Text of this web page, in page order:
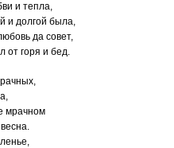
и тепла,
и долгой была,
да совет,
от горя и бед.
мрачном